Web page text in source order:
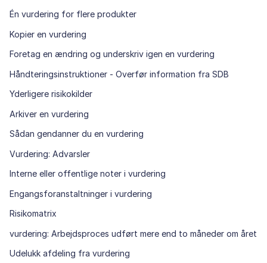
Én vurdering for flere produkter
Kopier en vurdering
Foretag en ændring og underskriv igen en vurdering
Håndteringsinstruktioner - Overfør information fra SDB
Yderligere risikokilder
Arkiver en vurdering
Sådan gendanner du en vurdering
Vurdering: Advarsler
Interne eller offentlige noter i vurdering
Engangsforanstaltninger i vurdering
Risikomatrix
vurdering: Arbejdsproces udført mere end to måneder om året
Udelukk afdeling fra vurdering